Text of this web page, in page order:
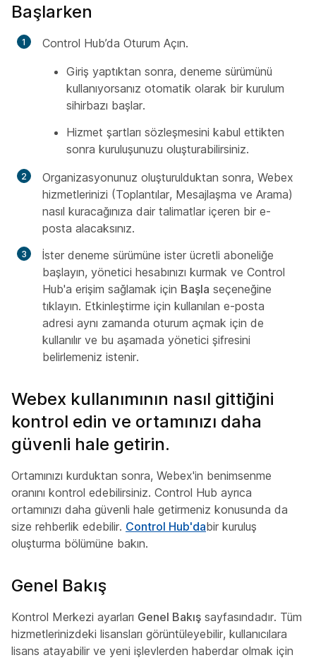
Başlarken
Control Hub’da Oturum Açın.
Giriş yaptıktan sonra, deneme sürümünü
kullanıyorsanız otomatik olarak bir kurulum
sihirbazı başlar.
Hizmet şartları sözleşmesini kabul ettikten
sonra kuruluşunuzu oluşturabilirsiniz.
Organizasyonunuz oluşturulduktan sonra, Webex
hizmetlerinizi (Toplantılar, Mesajlaşma ve Arama)
nasıl kuracağınıza dair talimatlar içeren bir e-
posta alacaksınız.
İster deneme sürümüne ister ücretli aboneliğe
başlayın, yönetici hesabınızı kurmak ve Control
Hub'a erişim sağlamak için Başla seçeneğine
tıklayın. Etkinleştirme için kullanılan e-posta
adresi aynı zamanda oturum açmak için de
kullanılır ve bu aşamada yönetici şifresini
belirlemeniz istenir.
Webex kullanımının nasıl gittiğini
kontrol edin ve ortamınızı daha
güvenli hale getirin.
Ortamınızı kurduktan sonra, Webex'in benimsenme
oranını kontrol edebilirsiniz. Control Hub ayrıca
ortamınızı daha güvenli hale getirmeniz konusunda da
size rehberlik edebilir. Control Hub'dabir kuruluş
oluşturma bölümüne bakın.
Genel Bakış
Kontrol Merkezi ayarları Genel Bakış sayfasındadır. Tüm
hizmetlerinizdeki lisansları görüntüleyebilir, kullanıcılara
lisans atayabilir ve yeni işlevlerden haberdar olmak için